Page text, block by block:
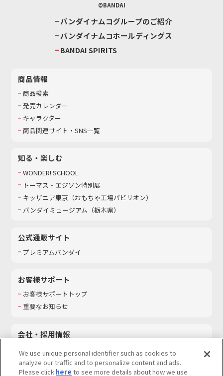
©BANDAI
バンダイナムコグループのご紹介
バンダイナムコホールディングス
BANDAI SPIRITS
商品情報
商品検索
発売カレンダー
キャラクター
商品関連サイト・SNS一覧
知る・楽しむ
WONDER! SCHOOL
トーマス・エジソン特別展
キッザニア東京（おもちゃ工場パビリオン）​
バンダイミュージアム（栃木県）
公式通販サイト
プレミアムバンダイ
お客様サポート
お客様サポートトップ
重要なお知らせ
会社・採用情報
採用情報
サステナビリティ
We use unique personal identifier such as cookies to
analyze our traffic and to personalize content and ads.
Please click here to see more details about how we use